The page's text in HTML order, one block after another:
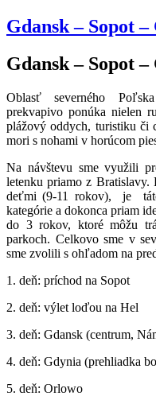
Gdansk – Sopot
Gdansk – Sopot
Oblasť severného Poľska
prekvapivo ponúka nielen
plážový oddych, turistiku či
mori s nohami v horúcom
Na návštevu sme využili
letenku priamo z Bratislavy.
deťmi (9-11 rokov), je
kategórie a dokonca priam
do 3 rokov, ktoré môžu
parkoch. Celkovo sme v
sme zvolili s ohľadom na
1. deň: príchod na Sopot
2. deň: výlet loďou na Hel
3. deň: Gdansk (centrum,
4. deň: Gdynia (prehliadka
5. deň: Orlowo